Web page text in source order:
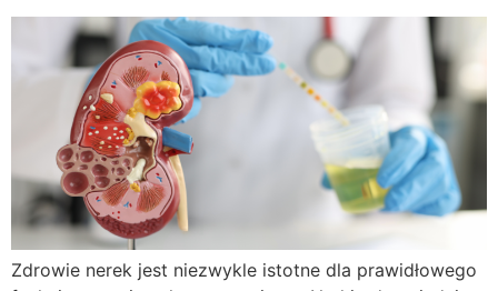
Zdrowie nerek jest niezwykle istotne dla prawidłowego